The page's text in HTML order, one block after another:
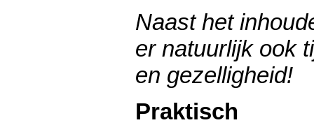
Naast het
er natuurlijk ook
en gezelligheid!
Praktisch